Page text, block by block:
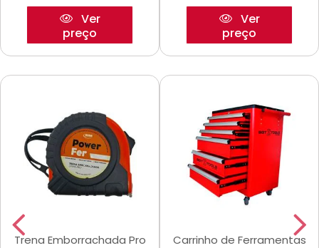
Ver
preço
Ver
preço
Trena Emborrachada Pro
Carrinho de Ferramentas